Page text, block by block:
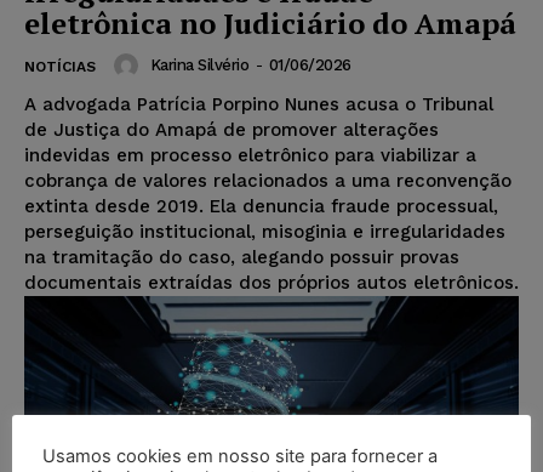
eletrônica no Judiciário do Amapá
NOTÍCIAS Karina Silvério - 01/06/2026
A advogada Patrícia Porpino Nunes acusa o Tribunal
de Justiça do Amapá de promover alterações
indevidas em processo eletrônico para viabilizar a
cobrança de valores relacionados a uma reconvenção
extinta desde 2019. Ela denuncia fraude processual,
perseguição institucional, misoginia e irregularidades
na tramitação do caso, alegando possuir provas
documentais extraídas dos próprios autos eletrônicos.
Usamos cookies em nosso site para fornecer a